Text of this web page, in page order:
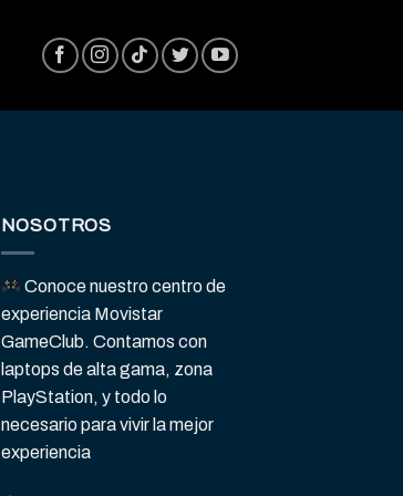
NOSOTROS
Conoce nuestro centro de
experiencia Movistar
GameClub. Contamos con
laptops de alta gama, zona
PlayStation, y todo lo
necesario para vivir la mejor
experiencia